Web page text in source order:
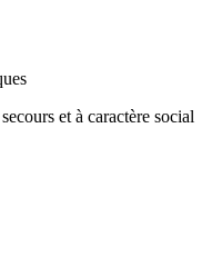
et à caractère social